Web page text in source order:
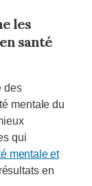
les
santé
des
mentale du
qui
mentale et
en